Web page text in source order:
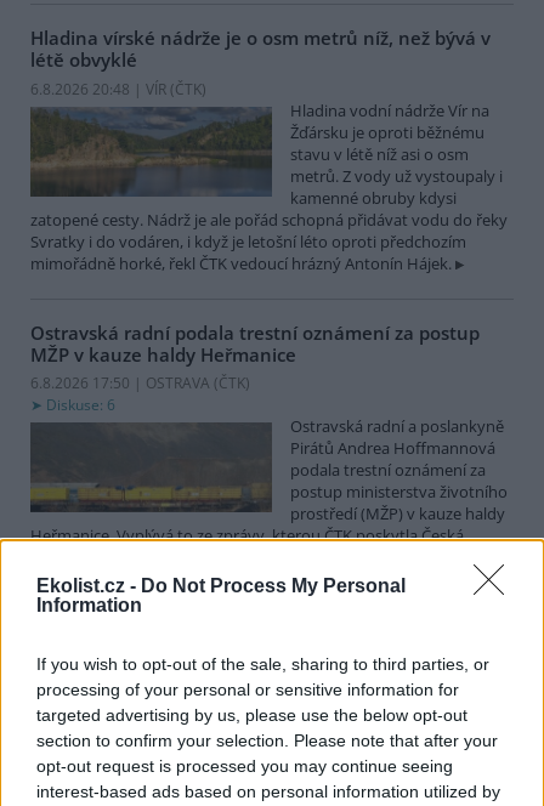
Ekolist.cz - Do Not Process My Personal
Information
If you wish to opt-out of the sale, sharing to third parties, or
processing of your personal or sensitive information for
targeted advertising by us, please use the below opt-out
section to confirm your selection. Please note that after your
opt-out request is processed you may continue seeing
interest-based ads based on personal information utilized by
Hladina vírské nádrže je o osm metrů níž, než bývá v
létě obvyklé
6.8.2026 20:48 | VÍR (ČTK)
Hladina vodní nádrže Vír na
Žďársku je oproti běžnému
stavu v létě níž asi o osm
metrů. Z vody už vystoupaly i
kamenné obruby kdysi
zatopené cesty. Nádrž je ale pořád schopná přidávat vodu do řeky
Svratky i do vodáren, i když je letošní léto oproti předchozím
mimořádně horké, řekl ČTK vedoucí hrázný Antonín Hájek.
Ostravská radní podala trestní oznámení za postup
MŽP v kauze haldy Heřmanice
6.8.2026 17:50 | OSTRAVA (ČTK)
Diskuse: 6
Ostravská radní a poslankyně
Pirátů Andrea Hoffmannová
podala trestní oznámení za
postup ministerstva životního
prostředí (MŽP) v kauze haldy
Heřmanice. Vyplývá to ze zprávy, kterou ČTK poskytla Česká
případu České inspekci životního prostředí (ČIŽP) a zastavení řízení.
Hoffmannová ČTK sdělila, že trestní oznámení podala proti dosud
zjištěna prověřováním. Stanovisko MŽP a ČIŽP ČTK shání.
Ředitelé odborů i mluvčí se z ČIŽP rozhodli odejít z
vlastní vůle, řekl Straka
6.8.2026 15:22 (ČTK)